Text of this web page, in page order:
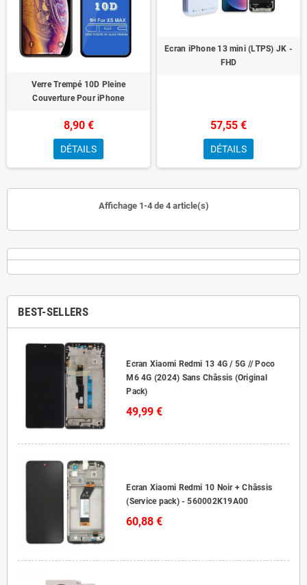
BEST-SELLERS
Ecran Xiaomi Redmi 13 4G / 5G // Poco
M6 4G (2024) Sans Châssis (Original
Pack)
49,99 €
Ecran Xiaomi Redmi 10 Noir + Châssis
(Service pack) - 560002K19A00
60,88 €
Verre Trempé 10D Pleine
Couverture Pour iPhone
8,90 €
DÉTAILS
Ecran iPhone 13 mini (LTPS) JK -
FHD
57,55 €
DÉTAILS
Affichage 1-4 de 4 article(s)